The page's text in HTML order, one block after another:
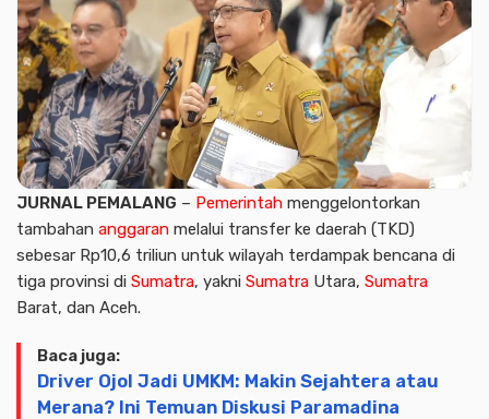
JURNAL PEMALANG – Pemerintah menggelontorkan
tambahan anggaran melalui transfer ke daerah (TKD)
sebesar Rp10,6 triliun untuk wilayah terdampak bencana di
tiga provinsi di Sumatra, yakni Sumatra Utara, Sumatra
Barat, dan Aceh.
Baca juga:
Driver Ojol Jadi UMKM: Makin Sejahtera atau
Merana? Ini Temuan Diskusi Paramadina